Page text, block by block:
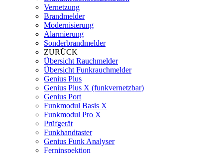
Vernetzung
Brandmelder
Modernisierung
Alarmierung
Sonderbrandmelder
ZURÜCK
Übersicht Rauchmelder
Übersicht Funkrauchmelder
Genius Plus
Genius Plus X (funkvernetzbar)
Genius Port
Funkmodul Basis X
Funkmodul Pro X
Prüfgerät
Funkhandtaster
Genius Funk Analyser
Ferninspektion